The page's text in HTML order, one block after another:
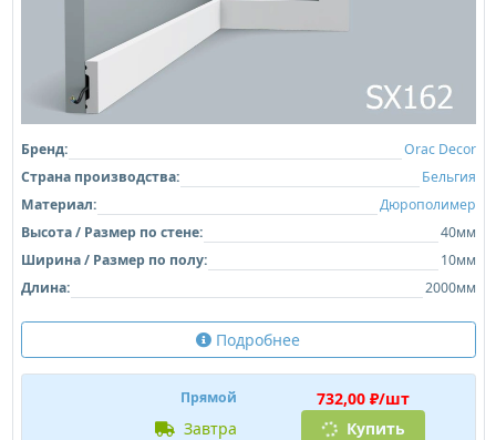
Бренд:
Orac Decor
Страна производства:
Бельгия
Материал:
Дюрополимер
Высота / Размер по стене:
40мм
Ширина / Размер по полу:
10мм
Длина:
2000мм
Подробнее
Прямой
732,00 ₽/шт
завтра
Купить